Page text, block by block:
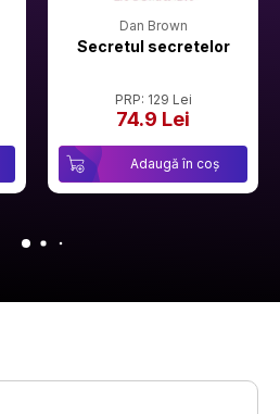
Dan Brown
Secretul secretelor
PRP: 129 Lei
74.9 Lei
Adaugă în coș